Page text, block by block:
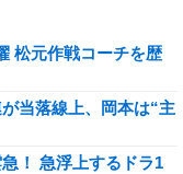
松元作戦コーチを歴
当落線上、岡本は“主
！ 急浮上するドラ1